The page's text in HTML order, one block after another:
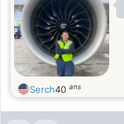
Serch40 ans